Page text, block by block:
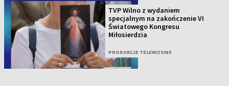
TVP Wilno z wydaniem
specjalnym na zakończenie VI
Światowego Kongresu
Miłosierdzia
PRODUKCJE TELEWIZYJNE